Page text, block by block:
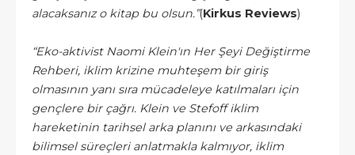
alacaksanız o kitap bu olsun.”(Kirkus Reviews)
“Eko-aktivist Naomi Klein'ın Her Şeyi Değiştirme
Rehberi, iklim krizine muhteşem bir giriş
olmasının yanı sıra mücadeleye katılmaları için
gençlere bir çağrı. Klein ve Stefoff iklim
hareketinin tarihsel arka planını ve arkasındaki
bilimsel süreçleri anlatmakla kalmıyor, iklim